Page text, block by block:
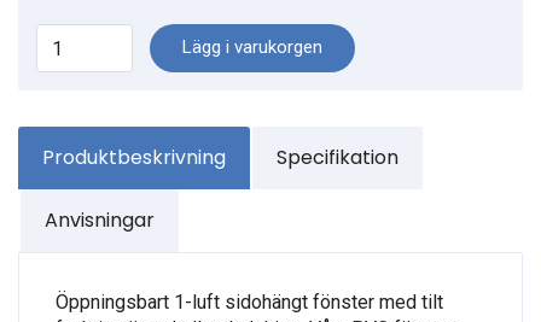
Lägg i varukorgen
Produktbeskrivning Specifikation
Anvisningar
Öppningsbart 1-luft sidohängt fönster med tilt